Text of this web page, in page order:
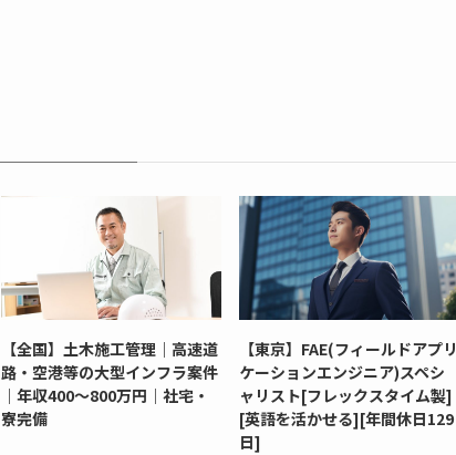
【全国】土木施工管理｜高速道
路・空港等の大型インフラ案件
｜年収400～800万円｜社宅・
寮完備
【東京】FAE(フィールドアプリ
ケーションエンジニア)スペシ
ャリスト[フレックスタイム製]
[英語を活かせる][年間休日129
日]